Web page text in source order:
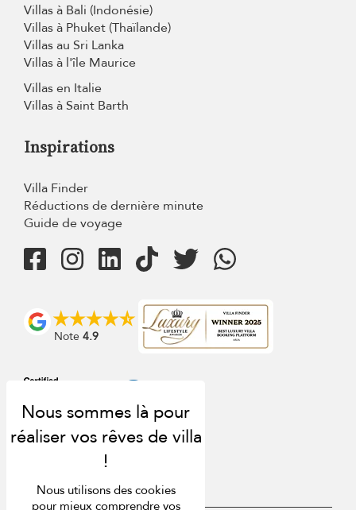
Villas à Bali (Indonésie)
Villas à Phuket (Thaïlande)
Villas au Sri Lanka
Villas à l'île Maurice
Villas en Italie
Villas à Saint Barth
Inspirations
Villa Finder
Réductions de dernière minute
Guide de voyage
Note 4.9
Nous utilisons des cookies
pour mieux comprendre vos